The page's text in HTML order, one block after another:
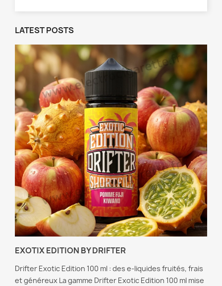
LATEST POSTS
EXOTIX EDITION BY DRIFTER
Drifter Exotic Edition 100 ml : des e-liquides fruités, frais
et généreux La gamme Drifter Exotic Edition 100 ml mise